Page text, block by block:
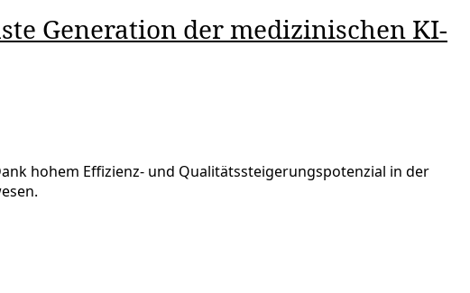
Generation der medizinischen KI-
hohem Effizienz- und Qualitätssteigerungspotenzial in der